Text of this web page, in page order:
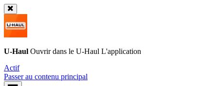
U-Haul Ouvrir dans le U-Haul L'application
Actif
Passer au contenu principal